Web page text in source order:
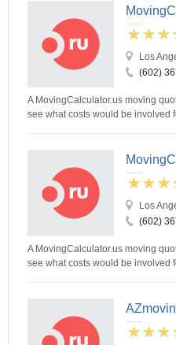
Los
(602)
A MovingCalculator.us moving
see what costs would be involved
Los
(602)
A MovingCalculator.us moving
see what costs would be involved